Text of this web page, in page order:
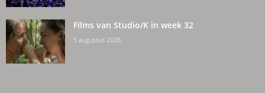
Films van Studio/K in week 32
5 augustus 2026